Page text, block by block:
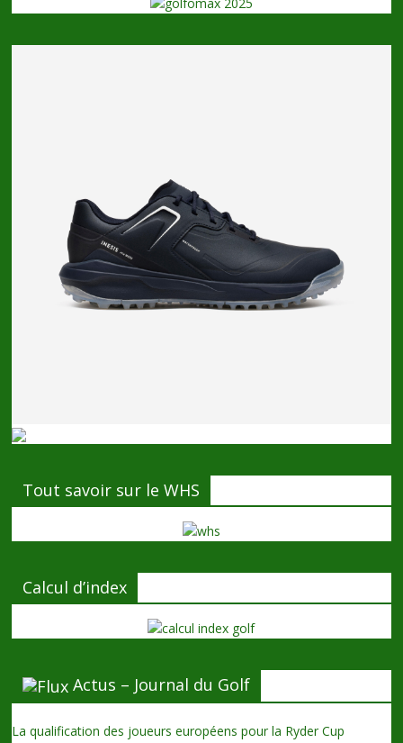
Tout savoir sur le WHS
Calcul d’index
Actus – Journal du Golf
La qualification des joueurs européens pour la Ryder Cup